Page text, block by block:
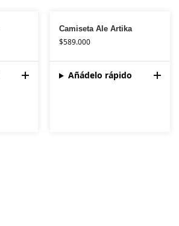
Camiseta Ale Artika
$589.000
Añádelo rápido